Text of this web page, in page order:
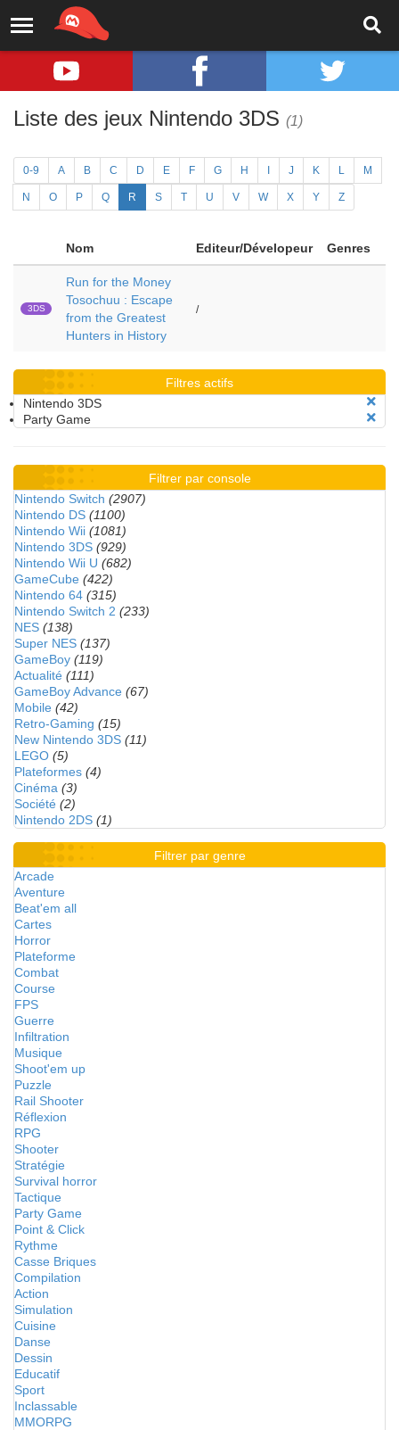
Liste des jeux Nintendo 3DS (1)
0-9 A B C D E F G H J K L M
N O P Q R S T U V W X Y Z
Nom Editeur/Dévelopeur Genres
3DS
Run for the Money
Tosochuu : Escape
from the Greatest
Hunters in History
/
Filtres actifs
Nintendo 3DS
Party Game
Filtrer par console
Nintendo Switch (2907)
Nintendo DS (1100)
Nintendo Wii (1081)
Nintendo 3DS (929)
Nintendo Wii U (682)
GameCube (422)
Nintendo 64 (315)
Nintendo Switch 2 (233)
NES (138)
Super NES (137)
GameBoy (119)
Actualité (111)
GameBoy Advance (67)
Mobile (42)
Retro-Gaming (15)
New Nintendo 3DS (11)
LEGO (5)
Plateformes (4)
Cinéma (3)
Société (2)
Nintendo 2DS (1)
Filtrer par genre
Arcade
Aventure
Beat'em all
Cartes
Horror
Plateforme
Combat
Course
FPS
Guerre
Infiltration
Musique
Shoot'em up
Puzzle
Rail Shooter
Réflexion
RPG
Shooter
Stratégie
Survival horror
Tactique
Party Game
Point & Click
Rythme
Casse Briques
Compilation
Action
Simulation
Cuisine
Danse
Dessin
Educatif
Sport
Inclassable
MMORPG